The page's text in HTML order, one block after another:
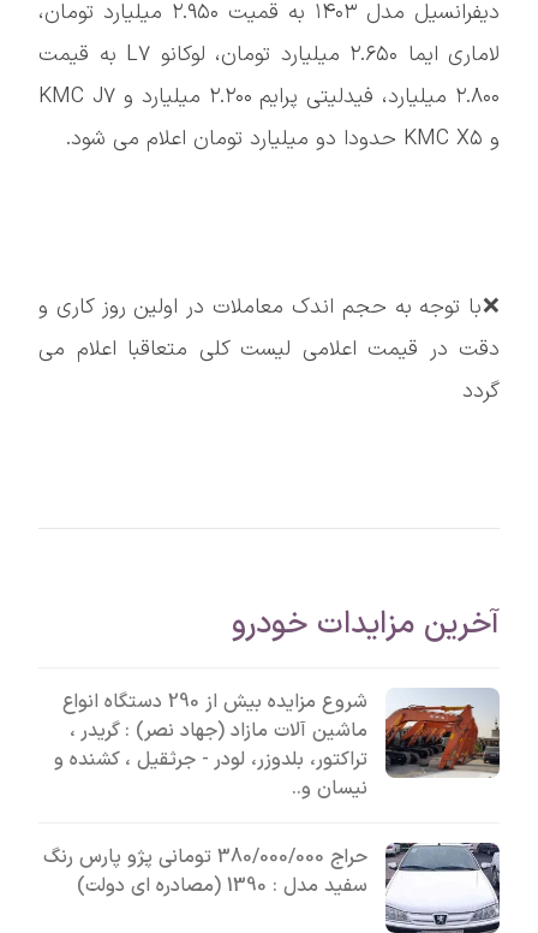
دیفرانسیل مدل ۱۴۰۳ به قمیت ۲.۹۵۰ میلیارد تومان،
لاماری ایما ۲.۶۵۰ میلیارد تومان، لوکانو L۷ به قیمت
۲.۸۰۰ میلیارد، فیدلیتی پرایم ۲.۲۰۰ میلیارد و KMC J۷
و KMC X۵ حدودا دو میلیارد تومان اعلام می شود.
❌️با توجه به حجم اندک معاملات در اولین روز کاری و
دقت در قیمت اعلامی لیست کلی متعاقبا اعلام می
گردد
آخرین مزایدات خودرو
شروع مزایده بیش از 290 دستگاه انواع
ماشین آلات مازاد (جهاد نصر) : گریدر ،
تراکتور، بلدوزر، لودر - جرثقیل ، کشنده و
نیسان و..
حراج 380/000/000 تومانی پژو پارس رنگ
سفید مدل : 1390 (مصادره ای دولت)